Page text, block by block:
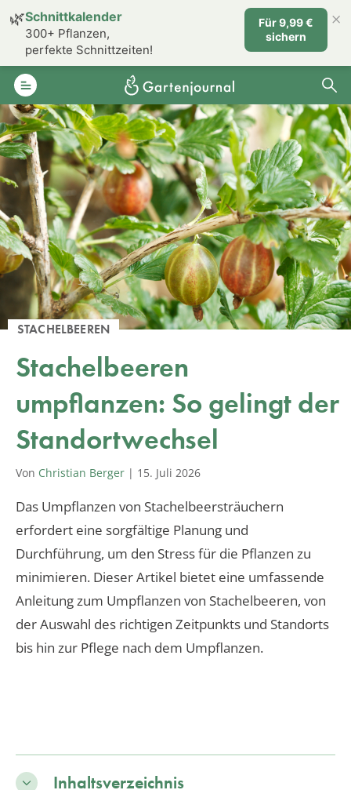
STACHELBEEREN
Stachelbeeren
umpflanzen: So gelingt der
Standortwechsel
Von Christian Berger | 15. Juli 2026
Das Umpflanzen von Stachelbeersträuchern
erfordert eine sorgfältige Planung und
Durchführung, um den Stress für die Pflanzen zu
minimieren. Dieser Artikel bietet eine umfassende
Anleitung zum Umpflanzen von Stachelbeeren, von
der Auswahl des richtigen Zeitpunkts und Standorts
bis hin zur Pflege nach dem Umpflanzen.
Inhaltsverzeichnis
🌿Schnittkalender
300+ Pflanzen,
perfekte Schnittzeiten!
Für 9,99 €
sichern
×